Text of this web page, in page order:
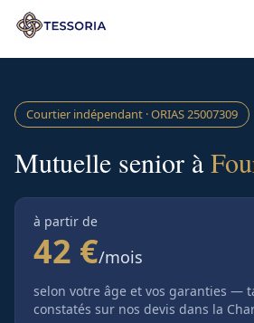
Aller au contenu principal
Courtier indépendant · ORIAS25007309
Mutuelle senior à
à partir de
42 €/mois
selon votre âge et vos garanties —
constatés sur nos devis dans la